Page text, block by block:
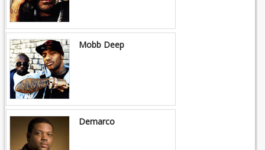
Mobb Deep
Demarco